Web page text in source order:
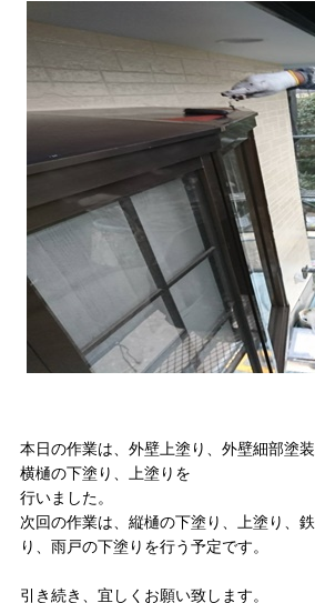
本日の作業は、外壁上塗り、外壁細部塗
横樋の下塗り、上塗りを
行いました。
次回の作業は、縦樋の下塗り、上塗り、
り、雨戸の下塗りを行う予定です。
引き続き、宜しくお願い致します。